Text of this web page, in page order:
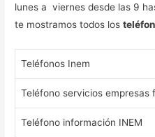
lunes a viernes desde las 9
te mostramos todos los
Teléfonos Inem
Teléfono servicios empresas
Teléfono información INEM